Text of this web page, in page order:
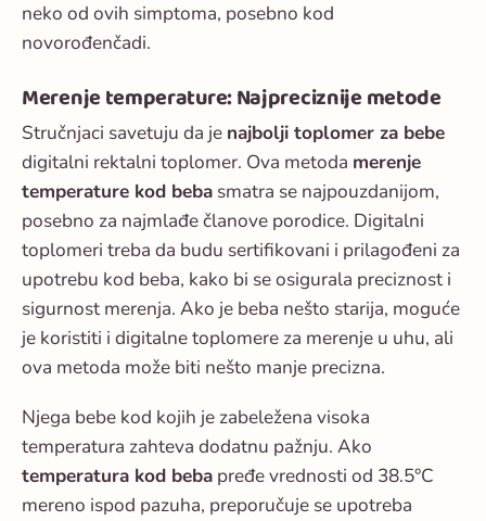
neko od ovih simptoma, posebno kod
novorođenčadi.
Merenje temperature: Najpreciznije metode
Stručnjaci savetuju da je najbolji toplomer za bebe
digitalni rektalni toplomer. Ova metoda merenje
temperature kod beba smatra se najpouzdanijom,
posebno za najmlađe članove porodice. Digitalni
toplomeri treba da budu sertifikovani i prilagođeni za
upotrebu kod beba, kako bi se osigurala preciznost i
sigurnost merenja. Ako je beba nešto starija, moguće
je koristiti i digitalne toplomere za merenje u uhu, ali
ova metoda može biti nešto manje precizna.
Njega bebe kod kojih je zabeležena visoka
temperatura zahteva dodatnu pažnju. Ako
temperatura kod beba pređe vrednosti od 38.5°C
mereno ispod pazuha, preporučuje se upotreba